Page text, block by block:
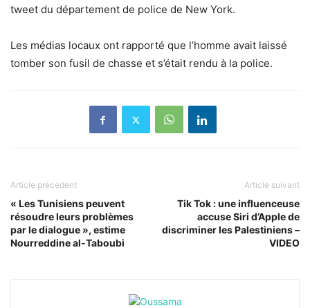
tweet du département de police de New York.
Les médias locaux ont rapporté que l’homme avait laissé
tomber son fusil de chasse et s’était rendu à la police.
Article précédent
« Les Tunisiens peuvent
résoudre leurs problèmes
par le dialogue », estime
Nourreddine al-Taboubi
Article suivant
Tik Tok : une influenceuse
accuse Siri d’Apple de
discriminer les Palestiniens –
VIDEO